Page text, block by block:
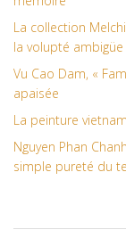
La collection
la volupté
Vu Cao Dam, «
apaisée
La peinture
Nguyen Phan
simple pureté du